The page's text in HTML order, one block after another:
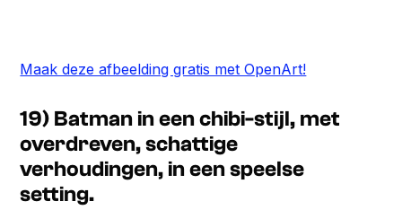
Maak deze afbeelding gratis met OpenArt!
19) Batman in een chibi-stijl, met
overdreven, schattige
verhoudingen, in een speelse
setting.